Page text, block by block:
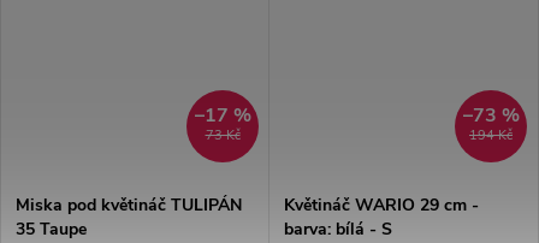
73 Kč
–17 %
Miska pod květináč TULIPÁN
35 Taupe
194 Kč
–73 %
Květináč WARIO 29 cm -
barva: bílá - S